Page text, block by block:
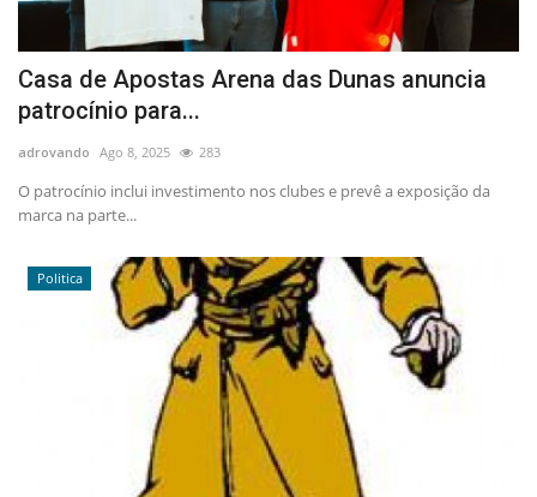
Casa de Apostas Arena das Dunas anuncia
patrocínio para...
adrovando Ago 8, 2025 283
O patrocínio inclui investimento nos clubes e prevê a exposição da
marca na parte...
Politica